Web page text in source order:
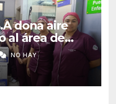
dona aire
al área de
IPS de
NO HAY